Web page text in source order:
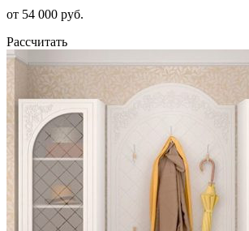
от 54 000 руб.
Рассчитать